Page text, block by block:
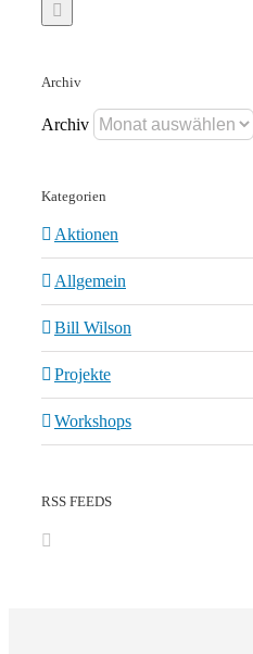
Archiv
Archiv
Kategorien
Aktionen
Allgemein
Bill Wilson
Projekte
Workshops
RSS FEEDS